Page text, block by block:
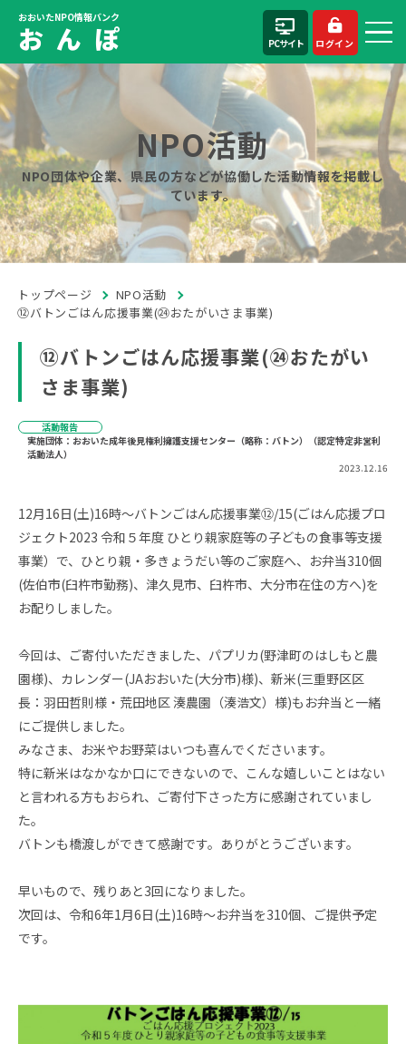
おおいたNPO情報バンク
お ん ぽ PCサイト ログイン
NPO活動
NPO団体や企業、県民の方などが協働した活動情報を掲載し
ています。
トップページ
NPO活動
⑫バトンごはん応援事業(㉔おたがいさま事業)
⑫バトンごはん応援事業(㉔おたがい
さま事業)
活動報告
実施団体：おおいた成年後見権利擁護支援センター（略称：バトン）（認定特定非営利
活動法人）
2023.12.16
12月16日(土)16時～バトンごはん応援事業⑫/15(ごはん応援プロ
ジェクト2023 令和５年度 ひとり親家庭等の子どもの食事等支援
事業）で、ひとり親・多きょうだい等のご家庭へ、お弁当310個
(佐伯市(臼杵市勤務)、津久見市、臼杵市、大分市在住の方へ)を
お配りしました。
今回は、ご寄付いただきました、パプリカ(野津町のはしもと農
園様)、カレンダー(JAおおいた(大分市)様)、新米(三重野区区
長：羽田哲則様・荒田地区 湊農園（湊浩文）様)もお弁当と一緒
にご提供しました。
みなさま、お米やお野菜はいつも喜んでくださいます。
特に新米はなかなか口にできないので、こんな嬉しいことはない
と言われる方もおられ、ご寄付下さった方に感謝されていまし
た。
バトンも橋渡しができて感謝です。ありがとうございます。
早いもので、残りあと3回になりました。
次回は、令和6年1月6日(土)16時～お弁当を310個、ご提供予定
です。